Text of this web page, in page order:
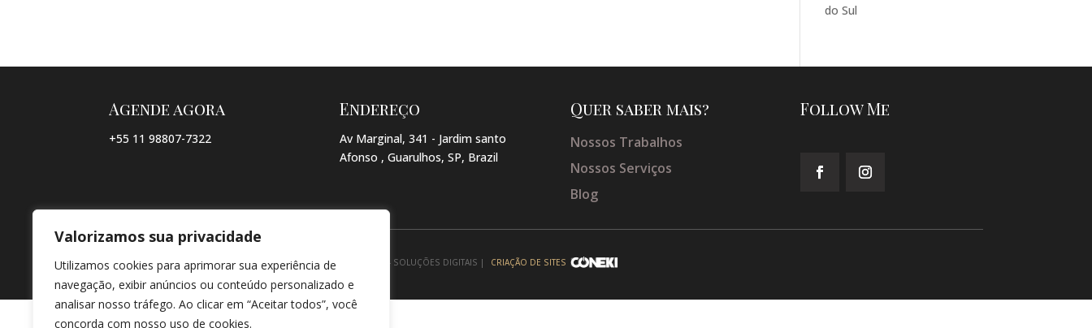
Valorizamos sua privacidade
Utilizamos cookies para aprimorar sua experiência de
navegação, exibir anúncios ou conteúdo personalizado e
analisar nosso tráfego. Ao clicar em “Aceitar todos”, você
concorda com nosso uso de cookies.
do Sul
Agende agora
+55 11 98807-7322
Endereço
Av Marginal, 341 - Jardim santo
Afonso , Guarulhos, SP, Brazil
Quer saber mais?
Nossos Trabalhos
Nossos Serviços
Blog
Follow Me
© COPYRIGHT 2026 → JACQUELINE VIEIRA MAKEUP → POR: CONEKI - SOLUÇÕES DIGITAIS | CRIAÇÃO DE SITES